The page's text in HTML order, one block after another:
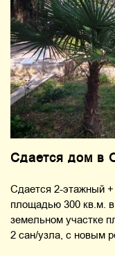
Сдается дом в
Сдается 2-этажный
площадью 300 кв.м.
земельном участке
2 сан/узла, с новым